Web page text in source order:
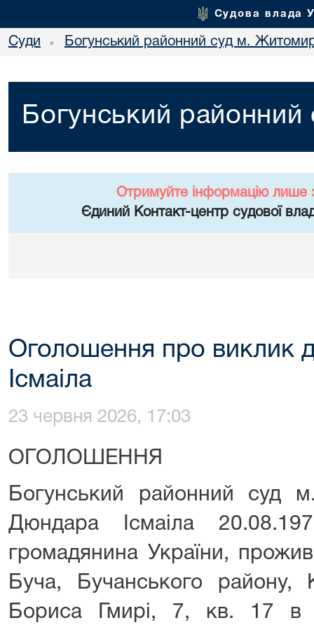
Судова влада
Суди • Богунський районний суд м.
Богунський
Отримуйте інформацію лише
Єдиний Контакт-центр судової
Оголошення про виклик
Ісмаіла
23 червня 2026, 17:03
ОГОЛОШЕННЯ
Богунський районний суд
Дюндара Ісмаіла
громадянина України,
Буча, Бучанського району,
Бориса Гмирі, 7, кв. 17 в